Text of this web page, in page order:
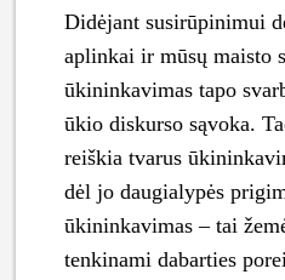
Didėjant susirūpinimui
aplinkai ir mūsų maisto
ūkininkavimas tapo
ūkio diskurso sąvoka.
reiškia tvarus
dėl jo daugialypės
ūkininkavimas – tai
tenkinami dabarties